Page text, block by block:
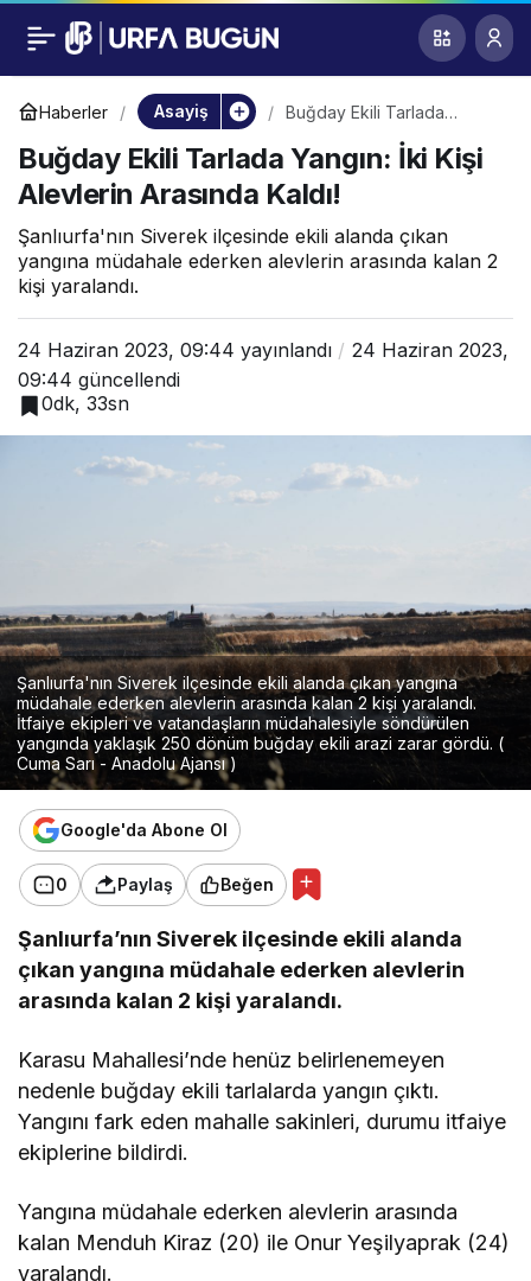
Haberler Asayiş
Buğday Ekili Tarlada
Arasında Kaldı!
Buğday Ekili Tarlada Yangın: İki Kişi
Alevlerin Arasında Kaldı!
Şanlıurfa'nın Siverek ilçesinde ekili alanda çıkan
yangına müdahale ederken alevlerin arasında kalan 2
kişi yaralandı.
24 Haziran 2023, 09:44 yayınlandı
24 Haziran 2023,
09:44 güncellendi
0dk, 33sn
Şanlıurfa'nın Siverek ilçesinde ekili alanda çıkan yangına
müdahale ederken alevlerin arasında kalan 2 kişi yaralandı.
İtfaiye ekipleri ve vatandaşların müdahalesiyle söndürülen
yangında yaklaşık 250 dönüm buğday ekili arazi zarar gördü. (
Cuma Sarı - Anadolu Ajansı )
Google'da Abone Ol
0 Paylaş Beğen
Şanlıurfa’nın Siverek ilçesinde ekili alanda
çıkan yangına müdahale ederken alevlerin
arasında kalan 2 kişi yaralandı.
Karasu Mahallesi’nde henüz belirlenemeyen
nedenle buğday ekili tarlalarda yangın çıktı.
Yangını fark eden mahalle sakinleri, durumu itfaiye
ekiplerine bildirdi.
Yangına müdahale ederken alevlerin arasında
kalan Menduh Kiraz (20) ile Onur Yeşilyaprak (24)
yaralandı.
Buğday Ekili Tarlada
Yangın: İki Kişi
Alevlerin Arasında
Kaldı!
0